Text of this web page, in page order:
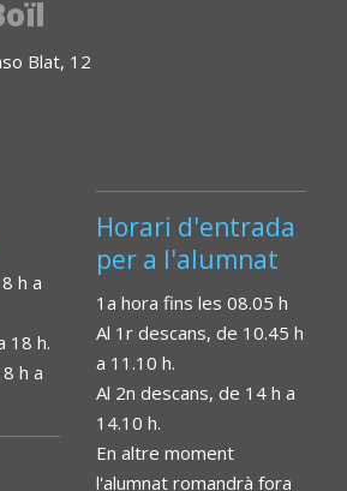
Blat, 12
h a
18 h.
h a
Horari d'entrada
per a l'alumnat
1a hora fins les 08.05 h
Al 1r descans, de 10.45 h
a 11.10 h.
Al 2n descans, de 14 h a
14.10 h.
En altre moment
l'alumnat romandrà fora